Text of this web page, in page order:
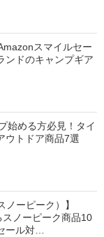
スマイルセー
ンドのキャンプギア
始める方必見！タイ
ウトドア商品7選
ノーピーク）】
ノーピーク商品10
ール対…